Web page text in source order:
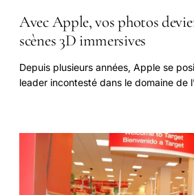
Avec Apple, vos photos
scènes 3D immersives
Depuis plusieurs années, Apple se
leader incontesté dans le domaine de